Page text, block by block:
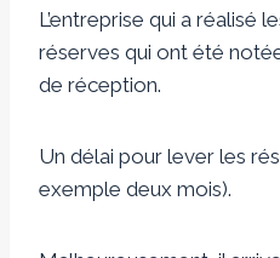
L’entreprise qui a réalisé
réserves qui ont été
de réception.
Un délai pour lever les
exemple deux mois).